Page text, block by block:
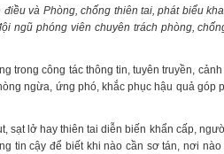
và Phòng, chống thiên tai, phát biểu
ngũ phóng viên chuyên trách phòng,
trong công tác thông tin, tuyên truyền,
ngừa, ứng phó, khắc phục hậu quả góp
sạt lở hay thiên tai diễn biến khẩn cấp,
tin cậy để biết khi nào cần sơ tán, nơi nào